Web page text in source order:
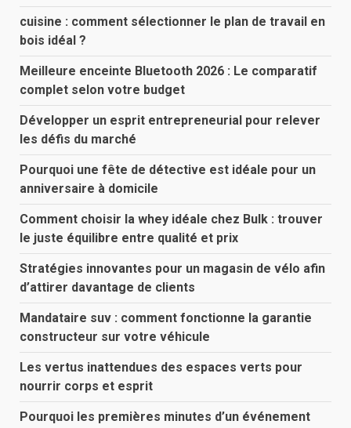
cuisine : comment sélectionner le plan de travail en
bois idéal ?
Meilleure enceinte Bluetooth 2026 : Le comparatif
complet selon votre budget
Développer un esprit entrepreneurial pour relever
les défis du marché
Pourquoi une fête de détective est idéale pour un
anniversaire à domicile
Comment choisir la whey idéale chez Bulk : trouver
le juste équilibre entre qualité et prix
Stratégies innovantes pour un magasin de vélo afin
d’attirer davantage de clients
Mandataire suv : comment fonctionne la garantie
constructeur sur votre véhicule
Les vertus inattendues des espaces verts pour
nourrir corps et esprit
Pourquoi les premières minutes d’un événement